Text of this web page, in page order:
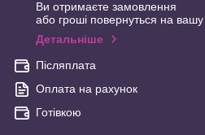
Ви отримаєте замовлення
або гроші повернуться на вашу
Детальніше
Післяплата
Оплата на рахунок
Готівкою